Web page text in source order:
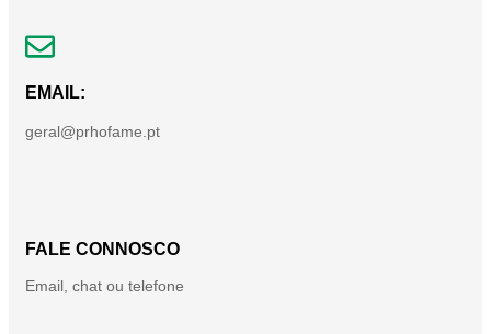
EMAIL:
geral@prhofame.pt
FALE CONNOSCO
Email, chat ou telefone